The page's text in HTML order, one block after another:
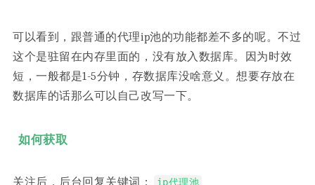
可以看到，跟普通的代理ip池的功能都差不多的呢。不过
这个是驻留在内存里面的，没有放入数据库。因为时效
短，一般都是1-5分钟，存数据库没啥意义。想要存放在
数据库的话那么可以自己改写一下。
如何获取
关注后，后台回复关键词： ip代理池